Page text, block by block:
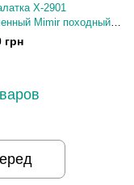
Х-2901
Mimir походный с
сеткой 3*3, 20 кг
грн